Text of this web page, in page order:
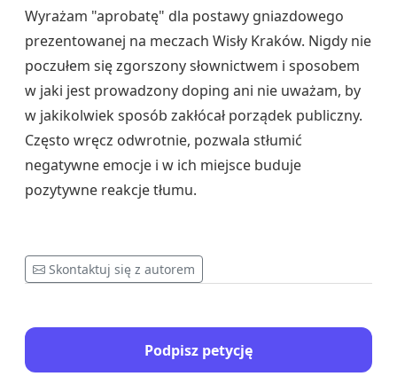
Wyrażam "aprobatę" dla postawy gniazdowego
prezentowanej na meczach Wisły Kraków. Nigdy nie
poczułem się zgorszony słownictwem i sposobem
w jaki jest prowadzony doping ani nie uważam, by
w jakikolwiek sposób zakłócał porządek publiczny.
Często wręcz odwrotnie, pozwala stłumić
negatywne emocje i w ich miejsce buduje
pozytywne reakcje tłumu.
Skontaktuj się z autorem
Podpisz petycję